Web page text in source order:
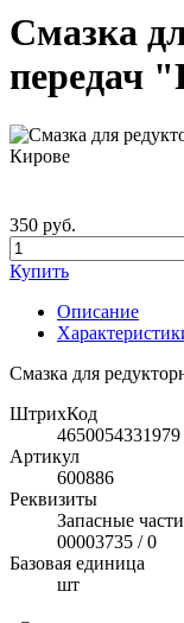
Смазка
передач
350 руб.
Купить
Описание
Смазка для
ШтрихКод
4650054331979
Артикул
600886
Реквизиты
Запасные
00003735 / 0
Базовая единица
шт